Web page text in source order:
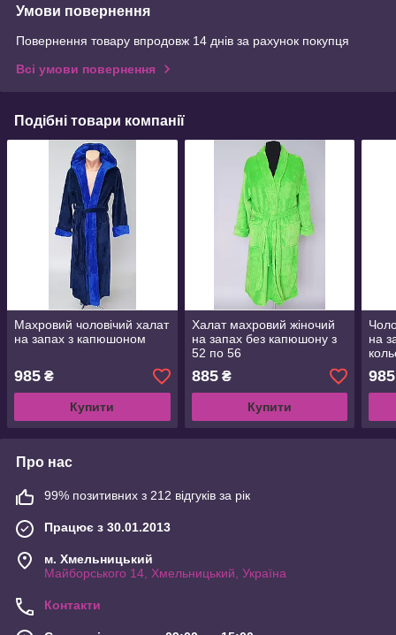
Умови повернення
Повернення товару впродовж 14 днів за рахунок покупця
Всі умови повернення
Подібні товари компанії
Махровий чоловічий халат
на запах з капюшоном
985 ₴
Купити
Халат махровий жіночий
на запах без капюшону з
52 по 56
885₴
Купити
на
по
985
Про нас
99% позитивних з 212 відгуків за рік
Працює з 30.01.2013
м. Хмельницький
Майборського 14, Хмельницький, Україна
Контакти